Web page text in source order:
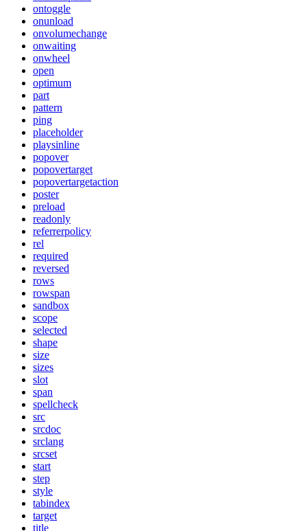
ontoggle
onunload
onvolumechange
onwaiting
onwheel
open
optimum
part
pattern
ping
placeholder
playsinline
popover
popovertarget
popovertargetaction
poster
preload
readonly
referrerpolicy
rel
required
reversed
rows
rowspan
sandbox
scope
selected
shape
size
sizes
slot
span
spellcheck
src
srcdoc
srclang
srcset
start
step
style
tabindex
target
title